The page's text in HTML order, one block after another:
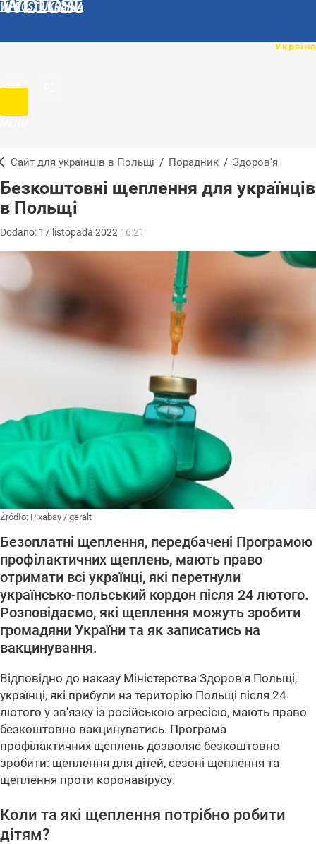
WPROST UKRAINA
UA
Сайт для українців в Польщі / Порадник / Здоров'я
Безкоштовні щеплення для українців
в Польщі
Dodano: 17 listopada 2022 16:21
Źródło: Pixabay / geralt
Безоплатні щеплення, передбачені Програмою
профілактичних щеплень, мають право
отримати всі українці, які перетнули
українсько-польський кордон після 24 лютого.
Розповідаємо, які щеплення можуть зробити
громадяни України та як записатись на
вакцинування.
Відповідно до наказу Міністерства Здоров'я Польщі,
українці, які прибули на територію Польщі після 24
лютого у зв'язку із російською агресією, мають право
безкоштовно вакцинуватись. Програма
профілактичних щеплень дозволяє безкоштовно
зробити: щеплення для дітей, сезоні щеплення та
щеплення проти коронавірусу.
Коли та які щеплення потрібно робити
дітям?